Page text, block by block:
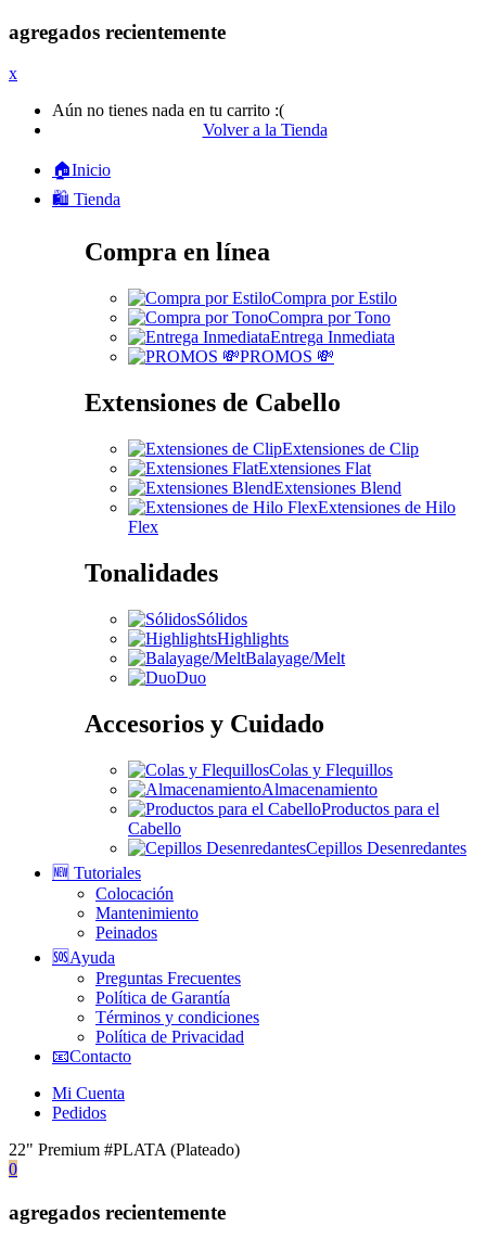
agregados recientemente
x
Aún no tienes nada en tu carrito :(
Volver a la Tienda
🏠Inicio
🛍️ Tienda
Compra en línea
Compra por Estilo
Compra por Tono
Entrega Inmediata
PROMOS 💸
Extensiones de Cabello
Extensiones de Clip
Extensiones Flat
Extensiones Blend
Extensiones de Hilo
Flex
Tonalidades
Sólidos
Highlights
Balayage/Melt
Duo
Accesorios y Cuidado
Colas y Flequillos
Almacenamiento
Productos para el
Cabello
Cepillos Desenredantes
🆕 Tutoriales
Colocación
Mantenimiento
Peinados
🆘Ayuda
Preguntas Frecuentes
Política de Garantía
Términos y condiciones
Política de Privacidad
📧Contacto
Mi Cuenta
Pedidos
22" Premium #PLATA (Plateado)
0
agregados recientemente